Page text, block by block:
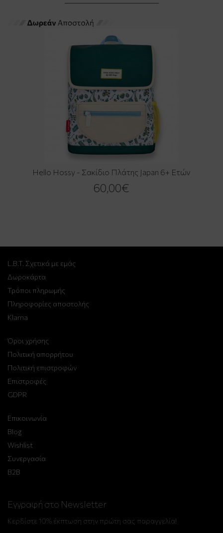
Hello Hossy - Σακίδιο Πλάτης Japan 6+ Ετών
60,00€
L.B.T. Σχετικά με εμάς
Δωροκάρτα
Τρόποι πληρωμής
Πληροφορίες αποστολής
Klarna
Όροι χρήσης
Πολιτική απορρήτου
Πολιτική επιστροφών
Επιστροφές
GDPR
Επικοινωνία
Blog
Wishlist
Συνεργασία
B2B
Εγγραφή στο Newsletter
Κερδίστε 10% έκπτωση στην πρώτη σας παραγγελία!